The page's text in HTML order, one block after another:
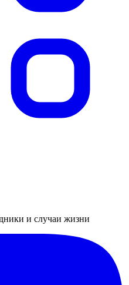
и случаи жизни